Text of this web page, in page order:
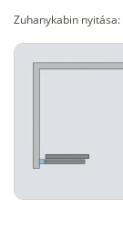
Zuhanykabin nyitása: